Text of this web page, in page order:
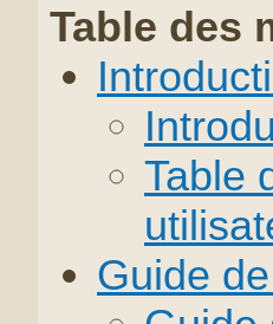
Table des
Table
Guide